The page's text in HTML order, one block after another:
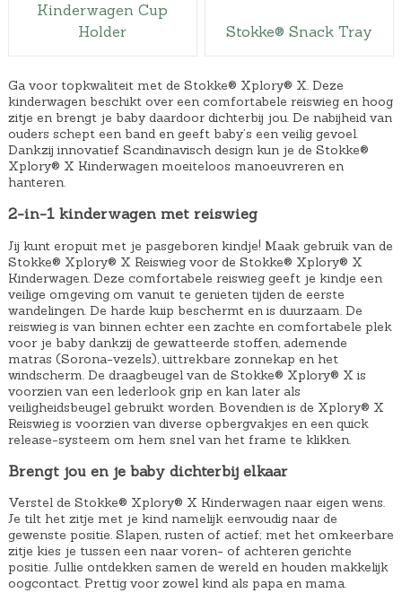
Kinderwagen Cup
Holder
Stokke® Snack Tray
Ga voor topkwaliteit met de Stokke® Xplory® X. Deze
kinderwagen beschikt over een comfortabele reiswieg en hoog
zitje en brengt je baby daardoor dichterbij jou. De nabijheid van
ouders schept een band en geeft baby’s een veilig gevoel.
Dankzij innovatief Scandinavisch design kun je de Stokke®
Xplory® X Kinderwagen moeiteloos manoeuvreren en
hanteren.
2-in-1 kinderwagen met reiswieg
Jij kunt eropuit met je pasgeboren kindje! Maak gebruik van de
Stokke® Xplory® X Reiswieg voor de Stokke® Xplory® X
Kinderwagen. Deze comfortabele reiswieg geeft je kindje een
veilige omgeving om vanuit te genieten tijden de eerste
wandelingen. De harde kuip beschermt en is duurzaam. De
reiswieg is van binnen echter een zachte en comfortabele plek
voor je baby dankzij de gewatteerde stoffen, ademende
matras (Sorona-vezels), uittrekbare zonnekap en het
windscherm. De draagbeugel van de Stokke® Xplory® X is
voorzien van een lederlook grip en kan later als
veiligheidsbeugel gebruikt worden. Bovendien is de Xplory® X
Reiswieg is voorzien van diverse opbergvakjes en een quick
release-systeem om hem snel van het frame te klikken.
Brengt jou en je baby dichterbij elkaar
Verstel de Stokke® Xplory® X Kinderwagen naar eigen wens.
Je tilt het zitje met je kind namelijk eenvoudig naar de
gewenste positie. Slapen, rusten of actief; met het omkeerbare
zitje kies je tussen een naar voren- of achteren gerichte
positie. Jullie ontdekken samen de wereld en houden makkelijk
oogcontact. Prettig voor zowel kind als papa en mama.